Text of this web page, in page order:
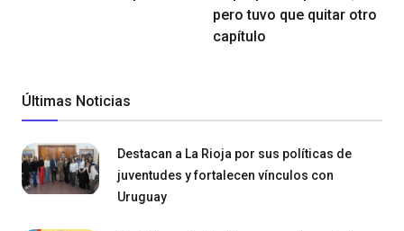
pero tuvo que quitar otro
capítulo
Últimas Noticias
Destacan a La Rioja por sus políticas de
juventudes y fortalecen vínculos con
Uruguay